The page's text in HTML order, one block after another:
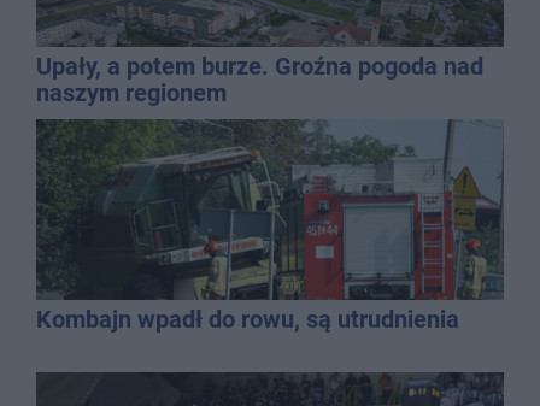
Upały, a potem burze. Groźna pogoda nad
naszym regionem
Kombajn wpadł do rowu, są utrudnienia